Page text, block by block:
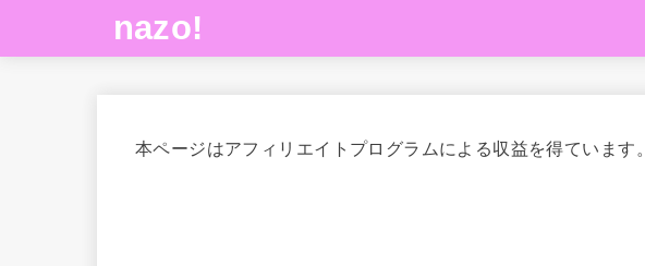
nazo!
本ページはアフィリエイトプログラムによる収益を得ています。